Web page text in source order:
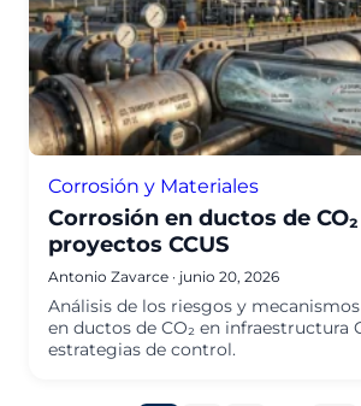
Corrosión y Materiales
Corrosión en ductos de
proyectos CCUS
Antonio Zavarce · junio 20, 2026
Análisis de los riesgos y
en ductos de CO₂ en infraestructura
estrategias de control.